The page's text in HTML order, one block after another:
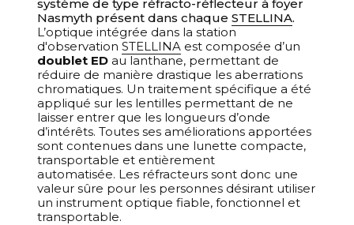
système de type réfracto-réflecteur à foyer
Nasmyth présent dans chaqueSTELLINA.
L’optique intégrée dans la station
d'observationSTELLINA est composée d’un
doublet ED au lanthane, permettant de
réduire de manière drastique les aberrations
chromatiques. Un traitement spécifique a été
appliqué sur les lentilles permettant de ne
laisser entrer que les longueurs d’onde
d’intérêts. Toutes ses améliorations apportées
sont contenues dans une lunette compacte,
transportable et entièrement
automatisée. Les réfracteurs sont donc une
valeur sûre pour les personnes désirant utiliser
un instrument optique fiable, fonctionnel et
transportable.